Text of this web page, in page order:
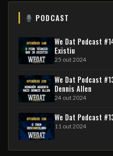
PODCAST
We Dat Podcast
Existiu
25 out 2024
We Dat Podcast
Dennis Allen
24 out 2024
We Dat Podcast
11 out 2024